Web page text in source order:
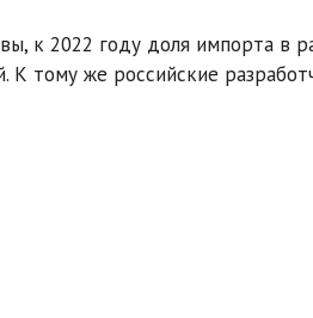
к 2022 году доля импорта в
К тому же российские